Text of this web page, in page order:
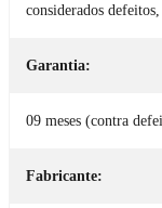
considerados
Garantia:
09 meses (contra
Fabricante: